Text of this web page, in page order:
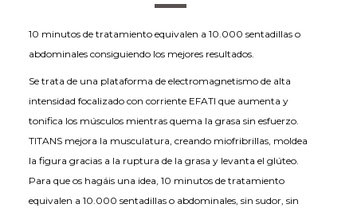
10 minutos de tratamiento equivalen a 10.000 sentadillas o
abdominales consiguiendo los mejores resultados.
Se trata de una plataforma de electromagnetismo de alta
intensidad focalizado con corriente EFATI que aumenta y
tonifica los músculos mientras quema la grasa sin esfuerzo.
TITANS mejora la musculatura, creando miofribrillas, moldea
la figura gracias a la ruptura de la grasa y levanta el glúteo.
Para que os hagáis una idea, 10 minutos de tratamiento
equivalen a 10.000 sentadillas o abdominales, sin sudor, sin